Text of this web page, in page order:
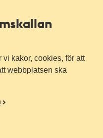
kakor, cookies, för att
webbplatsen ska